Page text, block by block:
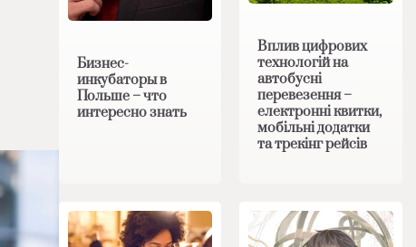
Бизнес-
инкубаторы в
Польше – что
интересно знать
Вплив цифрових
технологій на
автобусні
перевезення –
електронні квитки,
мобільні додатки
та трекінг рейсів